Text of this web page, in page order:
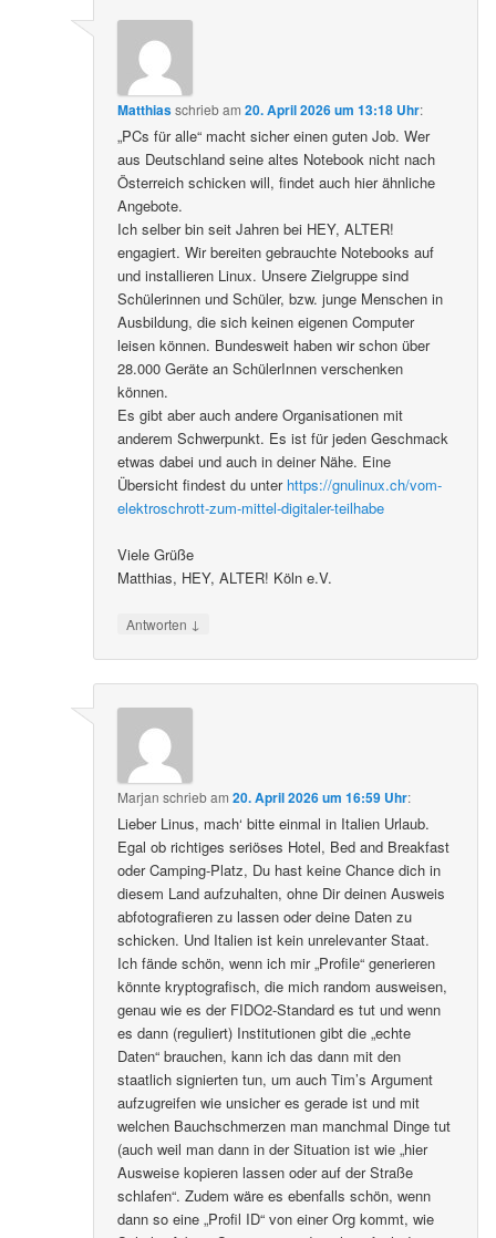
Matthiasschriebam20. April 2026 um 13:18 Uhr:
„PCs für alle“ macht sicher einen guten Job. Wer
aus Deutschland seine altes Notebook nicht nach
Österreich schicken will, findet auch hier ähnliche
Angebote.
Ich selber bin seit Jahren bei HEY, ALTER!
engagiert. Wir bereiten gebrauchte Notebooks auf
und installieren Linux. Unsere Zielgruppe sind
Schülerinnen und Schüler, bzw. junge Menschen in
Ausbildung, die sich keinen eigenen Computer
leisen können. Bundesweit haben wir schon über
28.000 Geräte an SchülerInnen verschenken
können.
Es gibt aber auch andere Organisationen mit
anderem Schwerpunkt. Es ist für jeden Geschmack
etwas dabei und auch in deiner Nähe. Eine
Übersicht findest du unter https://gnulinux.ch/vom-
elektroschrott-zum-mittel-digitaler-teilhabe
Viele Grüße
Matthias, HEY, ALTER! Köln e.V.
Antworten ↓
Marjan schriebam20. April 2026 um 16:59 Uhr:
Lieber Linus, mach‘ bitte einmal in Italien Urlaub.
Egal ob richtiges seriöses Hotel, Bed and Breakfast
oder Camping-Platz, Du hast keine Chance dich in
diesem Land aufzuhalten, ohne Dir deinen Ausweis
abfotografieren zu lassen oder deine Daten zu
schicken. Und Italien ist kein unrelevanter Staat.
Ich fände schön, wenn ich mir „Profile“ generieren
könnte kryptografisch, die mich random ausweisen,
genau wie es der FIDO2-Standard es tut und wenn
es dann (reguliert) Institutionen gibt die „echte
Daten“ brauchen, kann ich das dann mit den
staatlich signierten tun, um auch Tim’s Argument
aufzugreifen wie unsicher es gerade ist und mit
welchen Bauchschmerzen man manchmal Dinge tut
(auch weil man dann in der Situation ist wie „hier
Ausweise kopieren lassen oder auf der Straße
schlafen“. Zudem wäre es ebenfalls schön, wenn
dann so eine „Profil ID“ von einer Org kommt, wie